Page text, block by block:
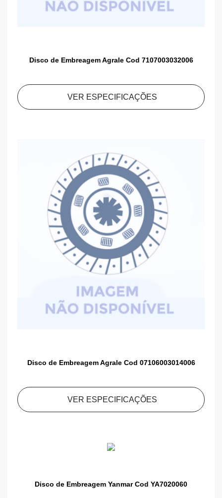
Disco de Embreagem Agrale Cod 7107003032006
VER ESPECIFICAÇÕES
Disco de Embreagem Agrale Cod 07106003014006
VER ESPECIFICAÇÕES
Disco de Embreagem Yanmar Cod YA7020060